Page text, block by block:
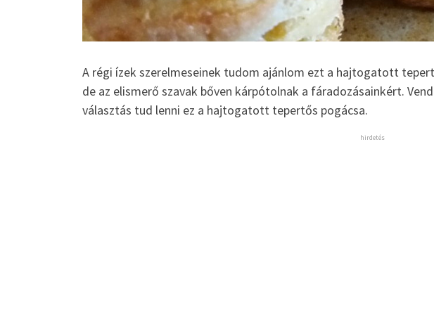
A régi ízek szerelmeseinek tudom ajánlom ezt a hajtogatott
de az elismerő szavak bőven kárpótolnak a fáradozásainkért.
választás tud lenni ez a hajtogatott tepertős pogácsa.
hirdetés